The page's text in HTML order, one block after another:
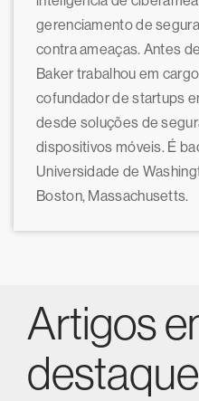
gerenciamento de
contra ameaças. Antes
Baker trabalhou em
cofundador de startups
desde soluções de
dispositivos móveis. É
Universidade de
Boston, Massachusetts.
Artigos
destaque